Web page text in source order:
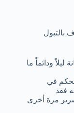
:
بالتبول
ودائماً ما
في
فقد
مرة أخرى